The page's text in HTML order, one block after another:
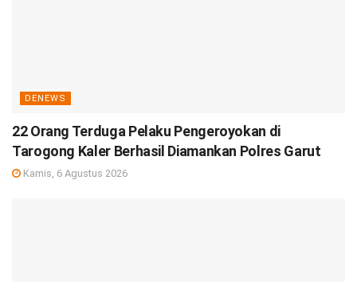
DENEWS
22 Orang Terduga Pelaku Pengeroyokan di
Tarogong Kaler Berhasil Diamankan Polres Garut
Kamis, 6 Agustus 2026